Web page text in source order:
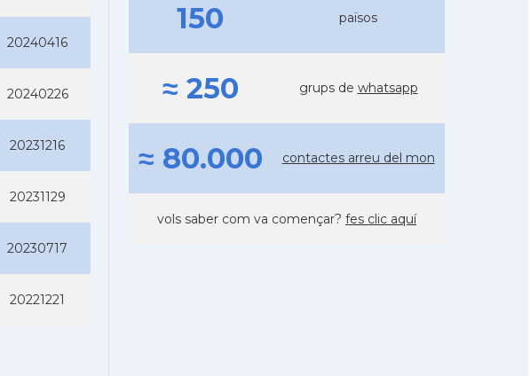
20240416
20240226
20231216
20231129
20230717
20221221
150 països
≈ 250 grups de whatsapp
≈ 80.000 contactes arreu del mon
vols saber com va començar? fes clic aquí